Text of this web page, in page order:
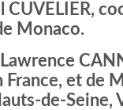
CUVELIER,
Monaco.
France, et de
de-Seine,